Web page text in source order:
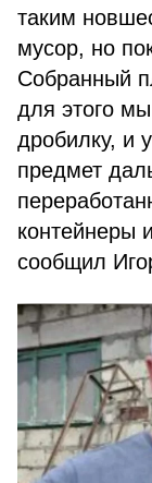
таким
мусор, но
Собранный
для этого
дробилку, и
предмет
контейнеры
сообщил